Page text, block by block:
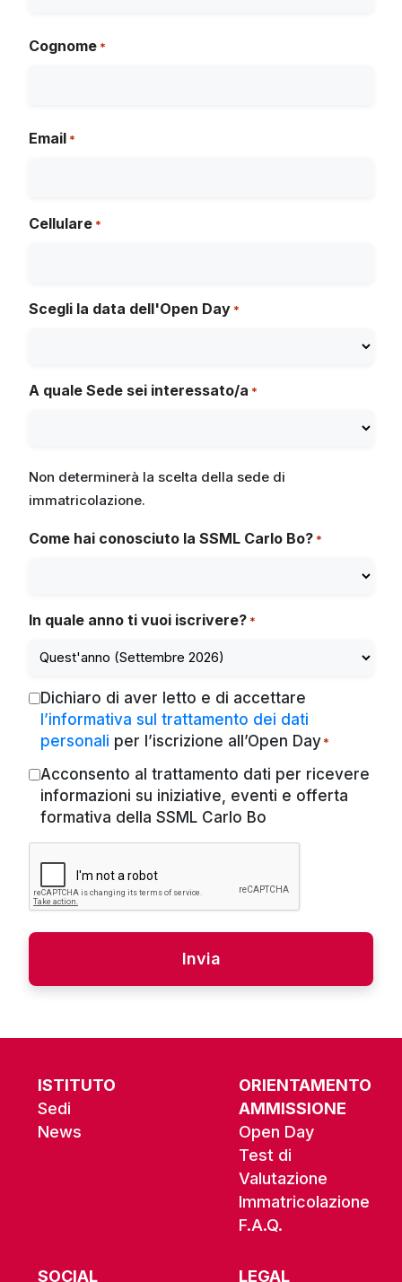
Cognome *
Email *
Cellulare *
Scegli la data dell'Open Day *
A quale Sede sei interessato/a *
Non determinerà la scelta della sede di
immatricolazione.
Come hai conosciuto la SSML Carlo Bo? *
In quale anno ti vuoi iscrivere? *
Privacy
Dichiaro di aver letto e di accettare
l’informativa sul trattamento dei dati
personali per l’iscrizione all’Open Day*
Marketing
Acconsento al trattamento dati per ricevere
informazioni su iniziative, eventi e offerta
formativa della SSML Carlo Bo
ISTITUTO
Sedi
News
ORIENTAMENTO
AMMISSIONE
Open Day
Test di
Valutazione
Immatricolazione
F.A.Q.
SOCIAL LEGAL